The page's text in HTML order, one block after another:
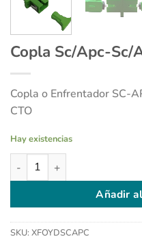
Copla Sc/Apc-Sc/
Copla o Enfrentador SC-
CTO
Hay existencias
Copla Sc/Apc-Sc/Apc
Añadir
SKU: XFOYDSCAPC